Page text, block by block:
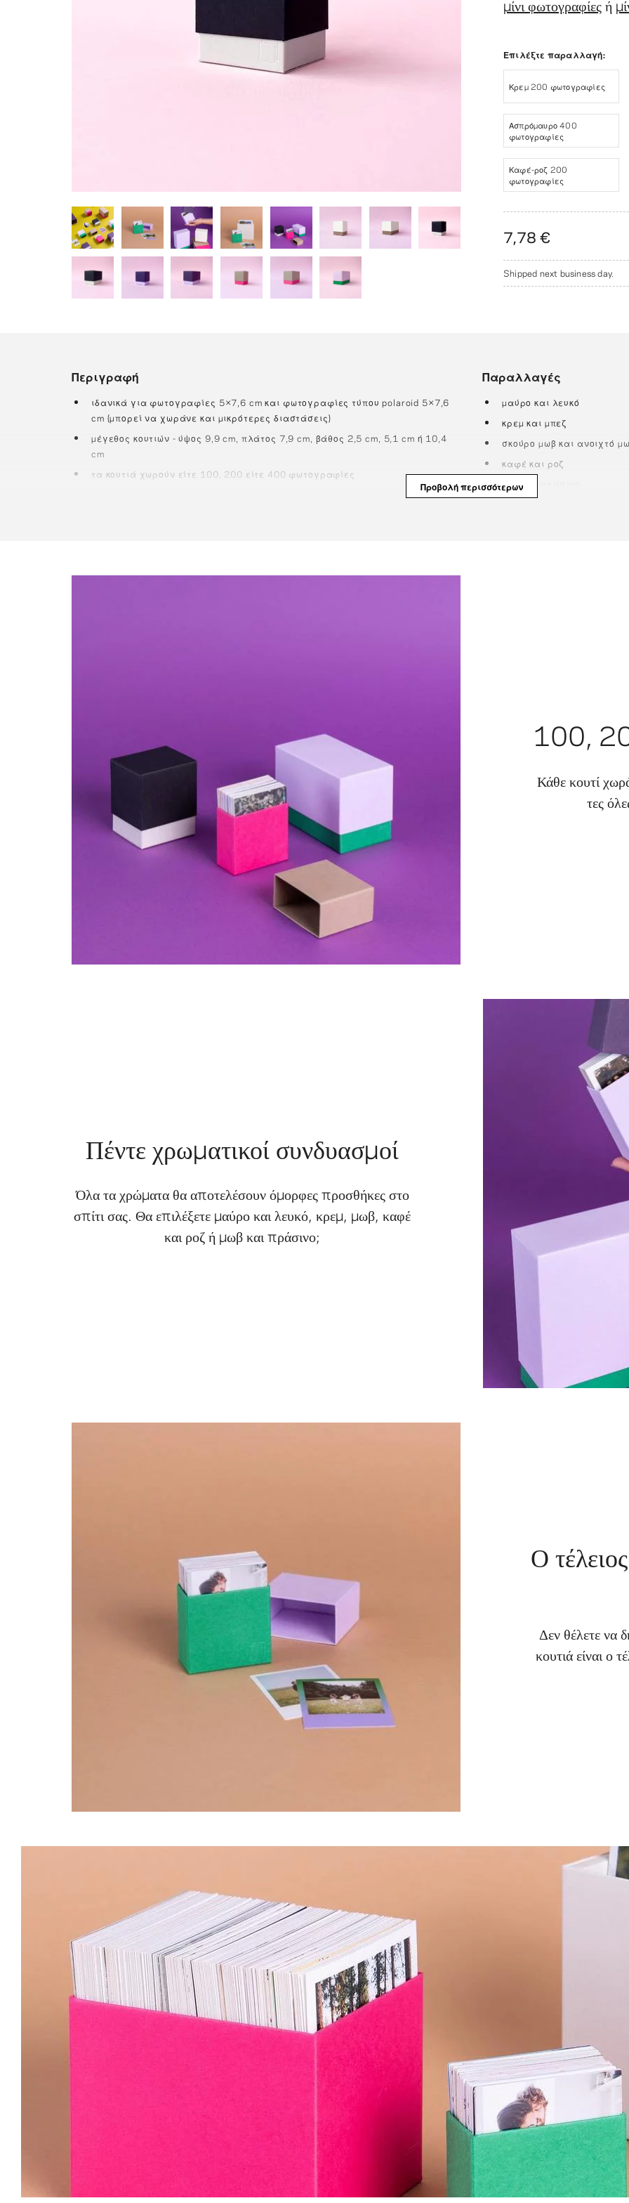
Επιλέξτε παραλλαγή:
Κρεμ 200 φωτογραφίες
Ασπρόμαυρο 400
φωτογραφίες
Καφέ-ροζ 200
φωτογραφίες
7,78 €
Shipped next business day.
Περιγραφή
ιδανικά για φωτογραφίες 5×7,6 cm και φωτογραφίες τύπου polaroid 5×7,6
cm (μπορεί να χωράνε και μικρότερες διαστάσεις)
μέγεθος κουτιών - ύψος 9,9 cm, πλάτος 7,9 cm, βάθος 2,5 cm, 5,1 cm ή 10,4
cm
τα κουτιά χωρούν είτε 100, 200 είτε 400 φωτογραφίες
Παραλλαγές
μαύρο και λευκό
κρεμ και μπεζ
σκούρο μωβ και ανοιχτό
καφέ και ροζ
μωβ και πράσινο
Προβολή περισσότερων
100,
Κάθε κουτί
τες
Πέντε χρωματικοί συνδυασμοί
Όλα τα χρώματα θα αποτελέσουν όμορφες προσθήκες στο
σπίτι σας. Θα επιλέξετε μαύρο και λευκό, κρεμ, μωβ, καφέ
και ροζ ή μωβ και πράσινο;
Ο
Δεν θέλετε να
κουτιά είναι ο